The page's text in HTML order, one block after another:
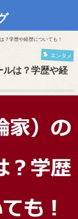
？学歴や経歴についても！
エンタメ
ルは？学歴や経